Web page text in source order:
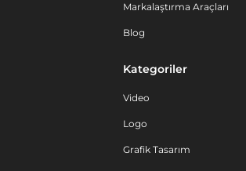
Markalaştırma Araçları
Blog
Kategoriler
Video
Logo
Grafik Tasarım